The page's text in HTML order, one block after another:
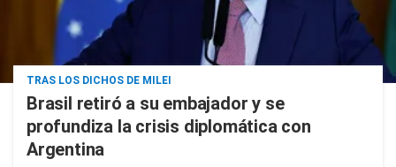
TRAS LOS DICHOS DE MILEI
Brasil retiró a su embajador y se
profundiza la crisis diplomática con
Argentina